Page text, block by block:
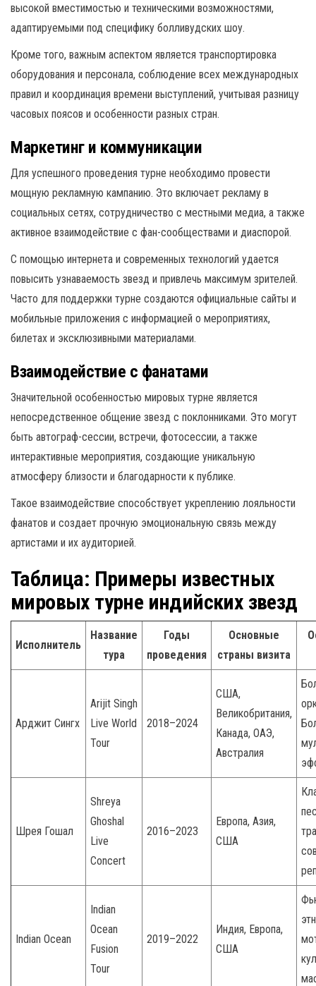
высокой вместимостью и техническими возможностями,
адаптируемыми под специфику болливудских шоу.
Кроме того, важным аспектом является транспортировка
оборудования и персонала, соблюдение всех международных
правил и координация времени выступлений, учитывая разницу
часовых поясов и особенности разных стран.
Маркетинг и коммуникации
Для успешного проведения турне необходимо провести
мощную рекламную кампанию. Это включает рекламу в
социальных сетях, сотрудничество с местными медиа, а также
активное взаимодействие с фан-сообществами и диаспорой.
С помощью интернета и современных технологий удается
повысить узнаваемость звезд и привлечь максимум зрителей.
Часто для поддержки турне создаются официальные сайты и
мобильные приложения с информацией о мероприятиях,
билетах и эксклюзивными материалами.
Взаимодействие с фанатами
Значительной особенностью мировых турне является
непосредственное общение звезд с поклонниками. Это могут
быть автограф-сессии, встречи, фотосессии, а также
интерактивные мероприятия, создающие уникальную
атмосферу близости и благодарности к публике.
Такое взаимодействие способствует укреплению лояльности
фанатов и создает прочную эмоциональную связь между
артистами и их аудиторией.
Таблица: Примеры известных
мировых турне индийских звезд
Исполнитель
Название
тура
Годы
проведения
Основные
страны визита
Арджит Сингх
Arijit Singh
Live World
Tour
2018–2024
США,
Великобритания,
Канада, ОАЭ,
Австралия
Шрея Гошал
Shreya
Ghoshal
Live
Concert
2016–2023
Европа, Азия,
США
Indian Ocean
Indian
Ocean
Fusion
Tour
2019–2022
Индия, Европа,
США